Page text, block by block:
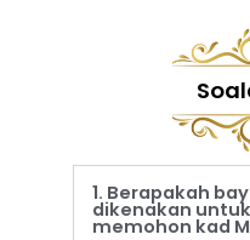
1. Berapakah
dikenakan
memohon kad